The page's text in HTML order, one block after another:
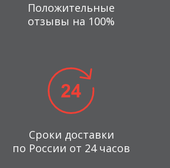
Положительные
отзывы на 100%
Сроки доставки
по России от 24 часов